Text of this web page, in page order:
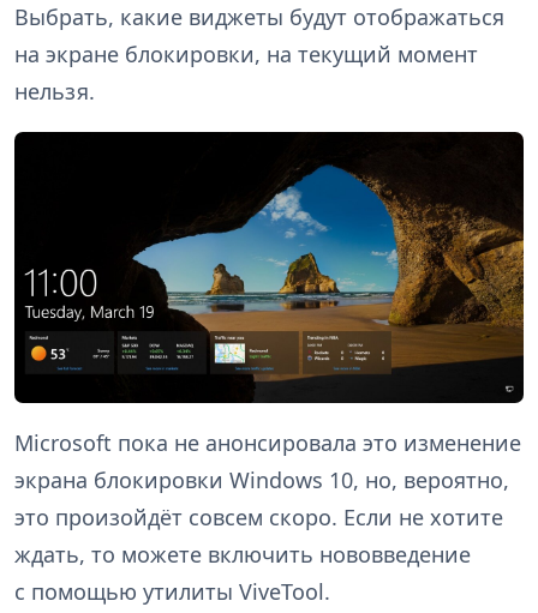
Выбрать, какие виджеты будут отображаться
на экране блокировки, на текущий момент
нельзя.
Microsoft пока не анонсировала это изменение
экрана блокировки Windows 10, но, вероятно,
это произойдёт совсем скоро. Если не хотите
ждать, то можете включить нововведение
с помощью утилиты ViveTool.